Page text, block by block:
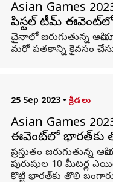
Asian Games
పిస్టల్ టీమ్ ఈవెంట్‌లో
చైనాలో జరుగుతున్న
మరో పతకాన్ని కైవసం
25 Sep 2023 • క్రీడలు
Asian Games
ఈవెంట్‌లో భారత్‌కు
ప్రస్తుతం జరుగుతున్న
పురుషుల 10 మీటర్ల
కొట్టి భారత్‌కు తొలి